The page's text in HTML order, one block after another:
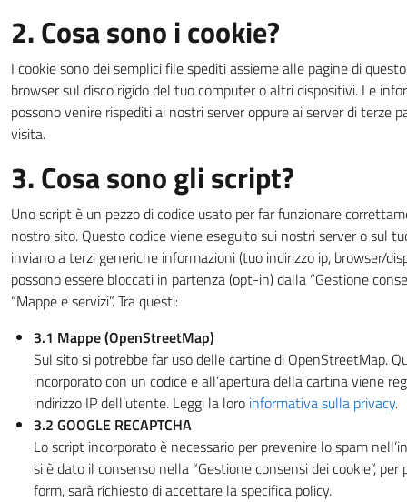
2. Cosa sono i cookie?
I cookie sono dei semplici file spediti assieme alle pagine di
browser sul disco rigido del tuo computer o altri dispositivi. Le
possono venire rispediti ai nostri server oppure ai server di terze
visita.
3. Cosa sono gli script?
Uno script è un pezzo di codice usato per far funzionare
nostro sito. Questo codice viene eseguito sui nostri server o sul
inviano a terzi generiche informazioni (tuo indirizzo ip, browser/
possono essere bloccati in partenza (opt-in) dalla “Gestione
“Mappe e servizi”. Tra questi:
3.1 Mappe (OpenStreetMap)
Sul sito si potrebbe far uso delle cartine di OpenStreetMap.
incorporato con un codice e all’apertura della cartina viene
indirizzo IP dell’utente. Leggi la loro informativa sulla privacy.
3.2 GOOGLE RECAPTCHA
Lo script incorporato è necessario per prevenire lo spam
si è dato il consenso nella “Gestione consensi dei cookie”,
form, sarà richiesto di accettare la specifica policy.